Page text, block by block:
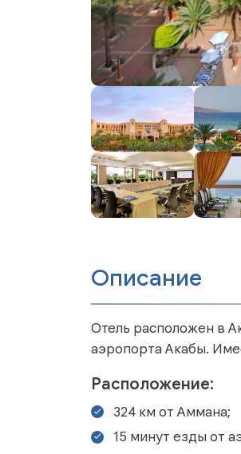
Описание
Отель расположен в
аэропорта Акабы.
Расположение:
324 км от Аммана;
15 минут езды от